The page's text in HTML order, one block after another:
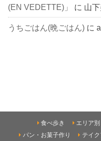
(EN VEDETTE)」
に 山
うちごはん(晩ごはん) に
食べ歩き エリア別
パン・お菓子作り
テイ